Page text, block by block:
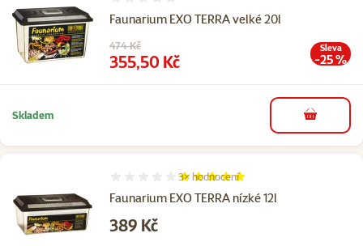
Faunarium EXO TERRA velké 20l
Původní cena
474 Kč
Cena
355,50 Kč
Sleva
-25 %
Skladem do košíku
Faunarium EXO TERRA nízké 12l
Hodnocení 100%, počet hodnocení: 3
3× hodnocení
Cena
389 Kč